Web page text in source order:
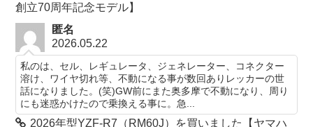
創立70周年記念モデル】
匿名
2026.05.22
私のは、セル、レギュレータ、ジェネレーター、コネクター
溶け、ワイヤ切れ等、不動になる事が数回ありレッカーの世
話になりました。(笑)GW前にまた奥多摩で不動になり、周り
にも迷惑かけたので乗換える事に。急...
2026年型YZF-R7（RM60J）を買いました【ヤマハ